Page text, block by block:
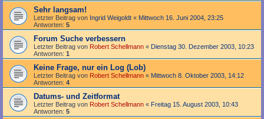
Sehr langsam!
Letzter Beitrag von Ingrid Weigoldt « Mittwoch 16. Juni 2004, 23:25
Antworten: 5
Forum Suche verbessern
Letzter Beitrag von Robert Schellmann « Dienstag 30. Dezember 2003, 10:23
Antworten: 1
Keine Frage, nur ein Log (Lob)
Letzter Beitrag von Robert Schellmann « Mittwoch 8. Oktober 2003, 14:12
Antworten: 4
Datums- und Zeitformat
Letzter Beitrag von Robert Schellmann « Freitag 15. August 2003, 10:43
Antworten: 5